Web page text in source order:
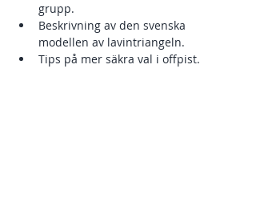
grupp.
Beskrivning av den svenska
modellen av lavintriangeln.
Tips på mer säkra val i offpist.